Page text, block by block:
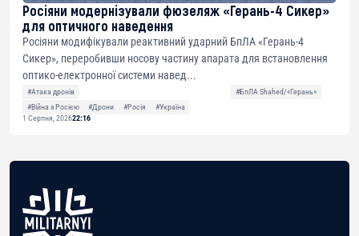
Росіяни модернізували фюзеляж «Герань-4 Сикер»
для оптичного наведення
Росіяни модифікували реактивний ударний БпЛА «Герань-4
Сикер», переробивши носову частину апарата для встановлення
оптико-електронної системи навед...
#Атака дронів
#БпЛА Shahed/«Герань»
#Війна з Росією
#Дрони #Росія
#Україна
1 Серпня, 202622:16